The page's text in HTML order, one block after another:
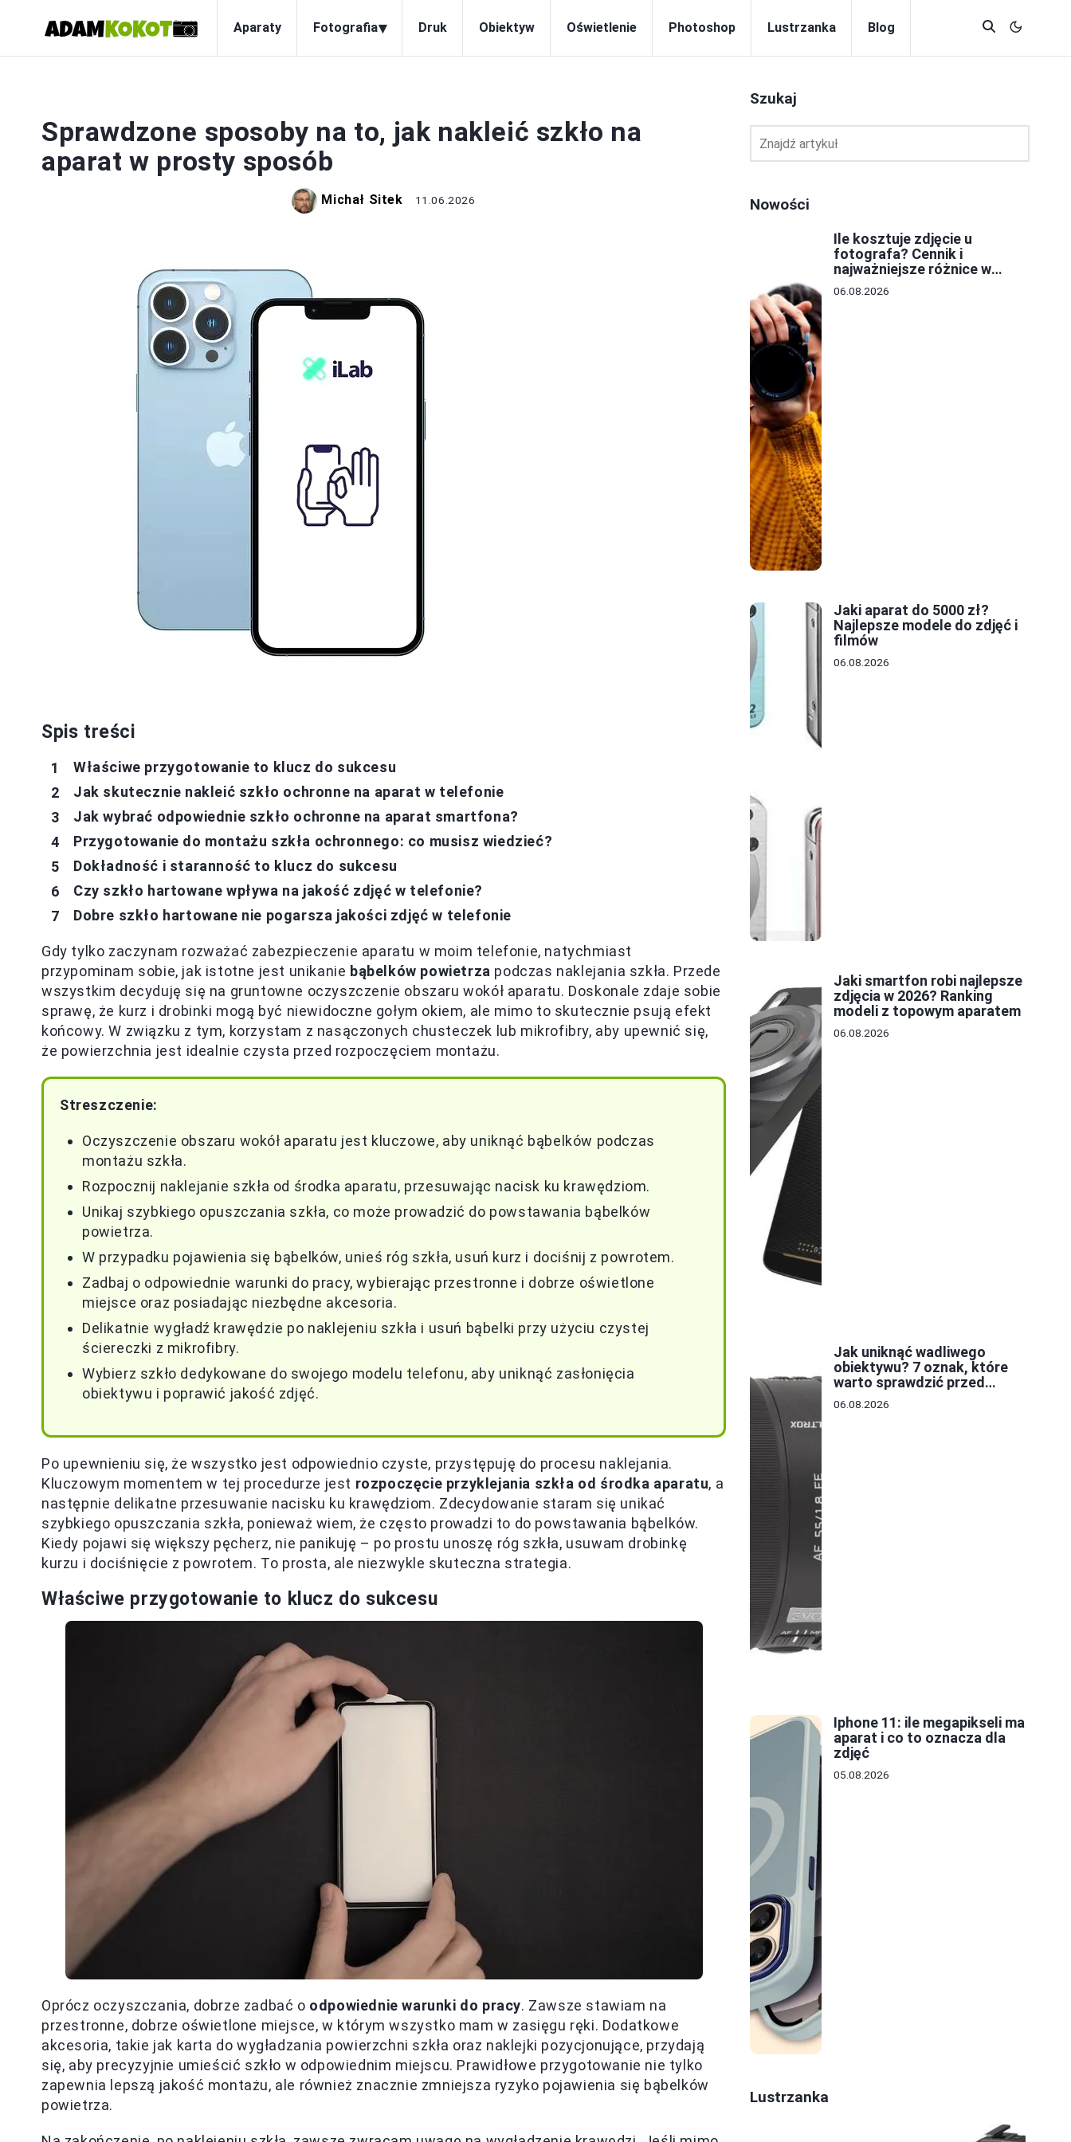
Aparaty Fotografia▾ Druk Obiektyw Oświetlenie Photoshop Lustrzanka Blog
Sprawdzone sposoby na to, jak nakleić szkło na
aparat w prosty sposób
Michał Sitek 11.06.2026
Spis treści
Właściwe przygotowanie to klucz do sukcesu
Jak skutecznie nakleić szkło ochronne na aparat w telefonie
Jak wybrać odpowiednie szkło ochronne na aparat smartfona?
Przygotowanie do montażu szkła ochronnego: co musisz wiedzieć?
Dokładność i staranność to klucz do sukcesu
Czy szkło hartowane wpływa na jakość zdjęć w telefonie?
Dobre szkło hartowane nie pogarsza jakości zdjęć w telefonie
Gdy tylko zaczynam rozważać zabezpieczenie aparatu w moim telefonie, natychmiast
przypominam sobie, jak istotne jest unikanie bąbelków powietrza podczas naklejania szkła. Przede
wszystkim decyduję się na gruntowne oczyszczenie obszaru wokół aparatu. Doskonale zdaje sobie
sprawę, że kurz i drobinki mogą być niewidoczne gołym okiem, ale mimo to skutecznie psują efekt
końcowy. W związku z tym, korzystam z nasączonych chusteczek lub mikrofibry, aby upewnić się,
że powierzchnia jest idealnie czysta przed rozpoczęciem montażu.
Streszczenie:
Oczyszczenie obszaru wokół aparatu jest kluczowe, aby uniknąć bąbelków podczas
montażu szkła.
Rozpocznij naklejanie szkła od środka aparatu, przesuwając nacisk ku krawędziom.
Unikaj szybkiego opuszczania szkła, co może prowadzić do powstawania bąbelków
powietrza.
W przypadku pojawienia się bąbelków, unieś róg szkła, usuń kurz i dociśnij z powrotem.
Zadbaj o odpowiednie warunki do pracy, wybierając przestronne i dobrze oświetlone
miejsce oraz posiadając niezbędne akcesoria.
Delikatnie wygładź krawędzie po naklejeniu szkła i usuń bąbelki przy użyciu czystej
ściereczki z mikrofibry.
Wybierz szkło dedykowane do swojego modelu telefonu, aby uniknąć zasłonięcia
obiektywu i poprawić jakość zdjęć.
Po upewnieniu się, że wszystko jest odpowiednio czyste, przystępuję do procesu naklejania.
Kluczowym momentem w tej procedurze jest rozpoczęcie przyklejania szkła od środka aparatu, a
następnie delikatne przesuwanie nacisku ku krawędziom. Zdecydowanie staram się unikać
szybkiego opuszczania szkła, ponieważ wiem, że często prowadzi to do powstawania bąbelków.
Kiedy pojawi się większy pęcherz, nie panikuję – po prostu unoszę róg szkła, usuwam drobinkę
kurzu i dociśnięcie z powrotem. To prosta, ale niezwykle skuteczna strategia.
Właściwe przygotowanie to klucz do sukcesu
Oprócz oczyszczania, dobrze zadbać o odpowiednie warunki do pracy. Zawsze stawiam na
przestronne, dobrze oświetlone miejsce, w którym wszystko mam w zasięgu ręki. Dodatkowe
akcesoria, takie jak karta do wygładzania powierzchni szkła oraz naklejki pozycjonujące, przydają
się, aby precyzyjnie umieścić szkło w odpowiednim miejscu. Prawidłowe przygotowanie nie tylko
zapewnia lepszą jakość montażu, ale również znacznie zmniejsza ryzyko pojawienia się bąbelków
powietrza.
Szukaj
Nowości
Ile kosztuje zdjęcie u
fotografa? Cennik i
najważniejsze różnice w
cenach
06.08.2026
Jaki aparat do 5000 zł?
Najlepsze modele do zdjęć i
filmów
06.08.2026
Jaki smartfon robi najlepsze
zdjęcia w 2026? Ranking
modeli z topowym aparatem
06.08.2026
Jak uniknąć wadliwego
obiektywu? 7 oznak, które
warto sprawdzić przed
zakupem
06.08.2026
Iphone 11: ile megapikseli ma
aparat i co to oznacza dla
zdjęć
05.08.2026
Lustrzanka